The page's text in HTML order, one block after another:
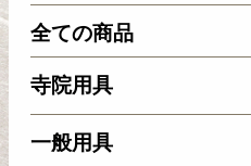
全ての商品
寺院用具
一般用具